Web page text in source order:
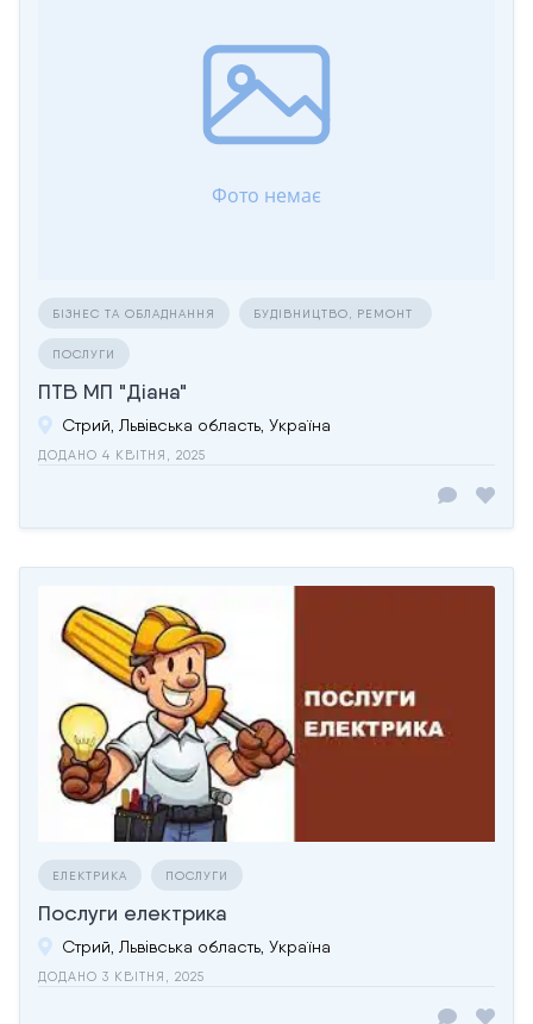
БІЗНЕС ТА ОБЛАДНАННЯ БУДІВНИЦТВО, РЕМОНТ
ПОСЛУГИ
ПТВ МП "Діана"
Стрий, Львівська область, Україна
ДОДАНО 4 КВІТНЯ, 2025
ЕЛЕКТРИКА ПОСЛУГИ
Послуги електрика
Стрий, Львівська область, Україна
ДОДАНО 3 КВІТНЯ, 2025